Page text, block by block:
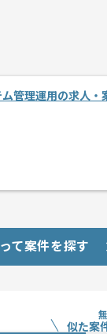
てスライド案件の
しております。
ム管理運用の求人・
て案件を探す
似た案